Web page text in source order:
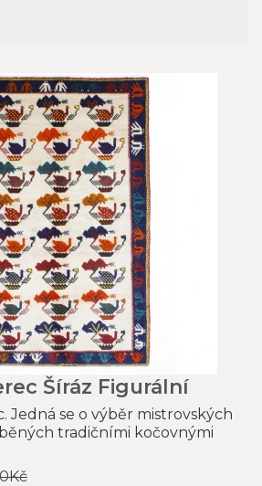
Šíráz Figurální
Jedná se o výběr mistrovských
tradičními kočovnými